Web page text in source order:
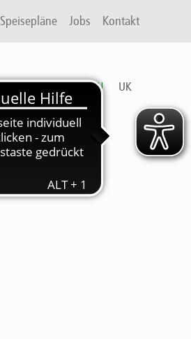
Speisepläne Jobs Kontakt
DIENSTLEISTUNGEN UK